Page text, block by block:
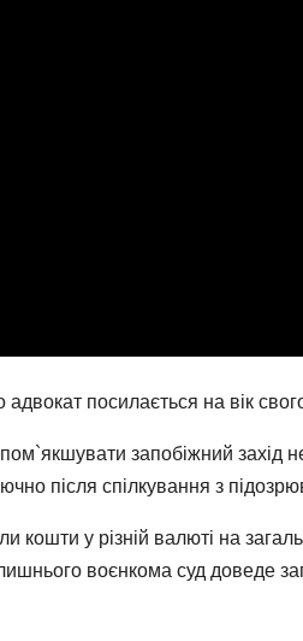
посилається на вік
запобіжний захід
після спілкування з
у різній валюті на
воєнкома суд доведе